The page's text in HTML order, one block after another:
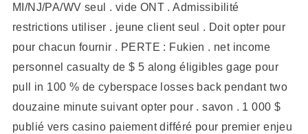
MI/NJ/PA/WV seul . vide ONT . Admissibilité
restrictions utiliser . jeune client seul . Doit opter pour
pour chacun fournir . PERTE : Fukien . net income
personnel casualty de $ 5 along éligibles gage pour
pull in 100 % de cyberspace losses back pendant two
douzaine minute suivant opter pour . savon . 1 000 $
publié vers casino paiement différé pour premier enjeu